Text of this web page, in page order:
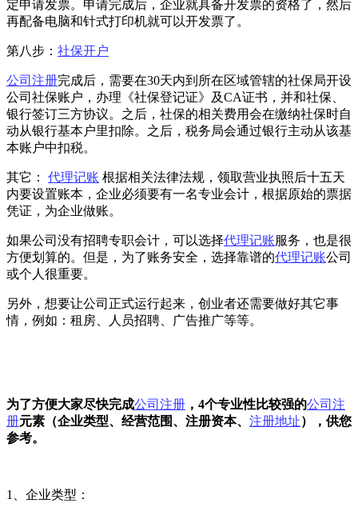
定申请发票。申请完成后，企业就具备开发票的资格了，然后
再配备电脑和针式打印机就可以开发票了。
第八步： 社保开户
公司注册完成后，需要在30天内到所在区域管辖的社保局开设
公司社保账户，办理《社保登记证》及CA证书，并和社保、
银行签订三方协议。之后，社保的相关费用会在缴纳社保时自
动从银行基本户里扣除。之后，税务局会通过银行主动从该基
本账户中扣税。
其它： 代理记账 根据相关法律法规，领取营业执照后十五天
内要设置账本，企业必须要有一名专业会计，根据原始的票据
凭证，为企业做账。
如果公司没有招聘专职会计，可以选择代理记账服务，也是很
方便划算的。但是，为了账务安全，选择靠谱的代理记账公司
或个人很重要。
另外，想要让公司正式运行起来，创业者还需要做好其它事
情，例如：租房、人员招聘、广告推广等等。
为了方便大家尽快完成公司注册 ，4个专业性比较强的公司注
册元素（企业类型、经营范围、注册资本、 注册地址），供您
参考。
1、企业类型：